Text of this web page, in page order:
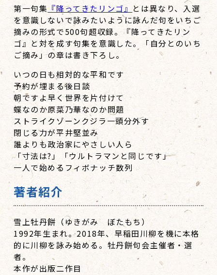
第一句集 『降ってきたリンゴ』 とは異なり、入選
を意識しないで詠みたいように詠んだ句をいちご
摘みの形式で500句超収録。『降ってきたリン
ゴ』と対を成す句集を意識した。「自分とのいち
ご摘み」の章は書き下ろし。
いつの日も相対的な平和です
予約が埋まる後日談
朝ですよ早く世界を片付けて
蝶なのか原菜乃華なのか問題
ストライクゾーンクジラ一頭分外す
閉じる力が平井堅並み
誰よりも政治家にやさしい人ら
「寸法は?」「ウルトラマンと同じです」
一人で始めるフィボナッチ数列
著者紹介
雪上牡丹餅（ゆきがみ ぼたもち）
1992年生まれ。2018年、早稲田川柳を機に本格
的に川柳を詠み始める。牡丹餅句会主催者・選
者。
本作が出版二作目